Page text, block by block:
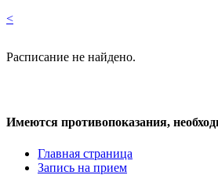
<
Расписание не найдено.
Имеются противопоказания,
Главная страница
Запись на прием